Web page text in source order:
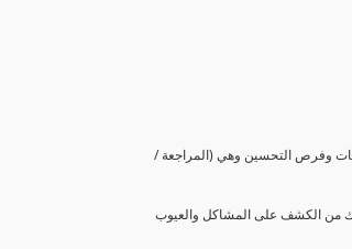
وفرص التحسين وهي (المراجعة /
من الكشف على المشاكل والعيوب